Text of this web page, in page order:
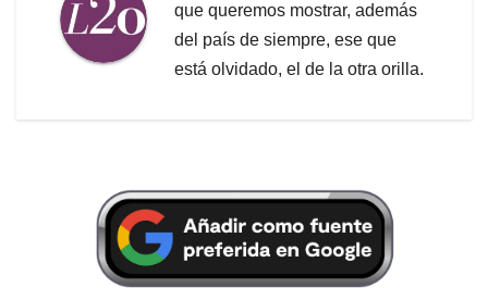
que queremos mostrar, además
del país de siempre, ese que
está olvidado, el de la otra orilla.